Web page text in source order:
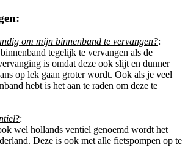
om mijn binnenband te vervangen?:
tegelijk te vervangen als de
is omdat deze ook slijt en dunner
op lek gaan groter wordt. Ook als je veel
hebt is het aan te raden om deze te
?:
wel hollands ventiel genoemd wordt het
Deze is ook met alle fietspompen op te